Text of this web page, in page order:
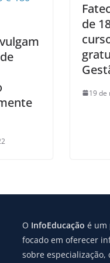
de
19 de
O InfoEducação é um
focado em oferecer
sobre especialização,